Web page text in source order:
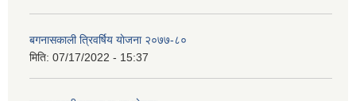
बगनासकाली त्रिवर्षिय याेजना २०७७-८०
मिति: 07/17/2022 - 15:37